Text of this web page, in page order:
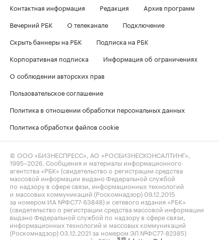
Контактная информация Редакция
Архив программ
Вечерний РБК
О телеканале
Подключение
Скрыть баннеры на РБК
Подписка на РБК
Корпоративная подписка
Информация об ограничениях
О соблюдении авторских прав
Пользовательское соглашение
Политика в отношении обработки персональных данных
Политика обработки файлов cookie
© ООО «БИЗНЕСПРЕСС», АО «РОСБИЗНЕСКОНСАЛТИНГ»,
1995–2026 . Сообщения и материалы информационного
агентства «РБК» (свидетельство о регистрации средства
массовой информации выдано Федеральной службой
по надзору в сфере связи, информационных технологий
и массовых коммуникаций (Роскомнадзор) 09.12.2015
за номером ИА №ФС77-63848) и сетевого издания «РБК»
(свидетельство о регистрации средства массовой информации
выдано Федеральной службой по надзору в сфере связи,
информационных технологий и массовых коммуникаций
(Роскомнадзор) 03.12.2021 за номером ЭЛ №ФС77-82385)